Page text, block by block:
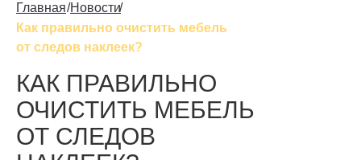
Главная/Новости/
Как правильно очистить мебель
от следов наклеек?
КАК ПРАВИЛЬНО
ОЧИСТИТЬ МЕБЕЛЬ
ОТ СЛЕДОВ